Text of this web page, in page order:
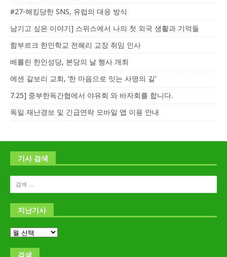
#27-해킹당한 SNS, 유럽의 대응 방식
남기고 싶은 이야기] 스위스에서 나의 첫 외국 생활과 기억들
함부르크 한인학교 전혜리 교장 취임 인사
베를린 한인성당, 본당의 날 행사 개최
에센 갈보리 교회, ‘한 마음으로 잇는 사명의 길’
7.25] 중부한독간협에서 야유회 와 바자회를 합니다.
독일 재난경보 및 긴급연락 모바일 앱 이용 안내
기사 검색
지난기사
검색